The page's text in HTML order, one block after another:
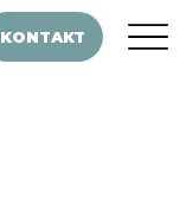
KONTAKT